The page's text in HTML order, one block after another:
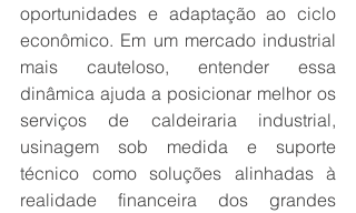
oportunidades e adaptação ao ciclo
econômico. Em um mercado industrial
mais cauteloso, entender essa
dinâmica ajuda a posicionar melhor os
serviços de caldeiraria industrial,
usinagem sob medida e suporte
técnico como soluções alinhadas à
realidade financeira dos grandes